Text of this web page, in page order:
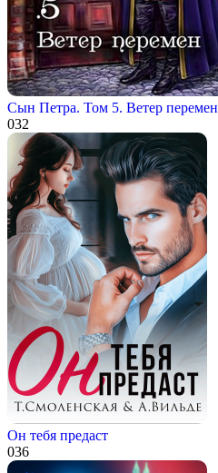
Сын Петра. Том 5. Ветер перемен
032
Он тебя предаст
036